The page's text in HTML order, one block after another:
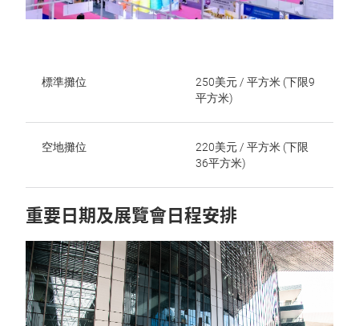
標準攤位
250美元 / 平方米 (下限9
平方米)
空地攤位
220美元 / 平方米 (下限
36平方米)
重要日期及展覽會日程安排